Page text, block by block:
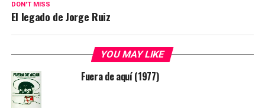
DON'T MISS
El legado de Jorge Ruiz
YOU MAY LIKE
Fuera de aquí (1977)